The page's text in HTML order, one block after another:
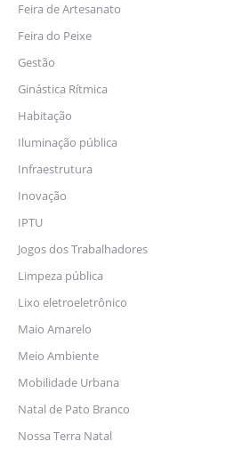
Feira de Artesanato
Feira do Peixe
Gestão
Ginástica Rítmica
Habitação
Iluminação pública
Infraestrutura
Inovação
IPTU
Jogos dos Trabalhadores
Limpeza pública
Lixo eletroeletrônico
Maio Amarelo
Meio Ambiente
Mobilidade Urbana
Natal de Pato Branco
Nossa Terra Natal